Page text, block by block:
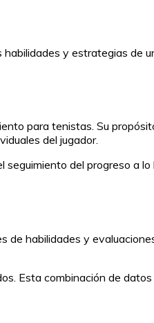
y estrategias de
para tenistas. Su
del jugador.
del progreso a
de habilidades y
Esta combinación de